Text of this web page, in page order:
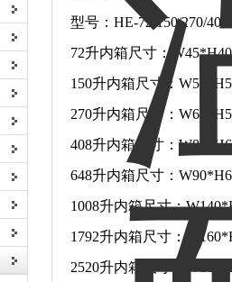
型号：HE-72/150/270/
72升内箱尺寸：
150升内箱尺寸：W50* H
270升内箱尺寸：W60* H
408升内箱尺寸：W80* H
648升内箱尺寸：W90*H
1008升内箱尺寸：W140*
1792升内箱尺寸：W
160*
2520升内箱尺寸：W